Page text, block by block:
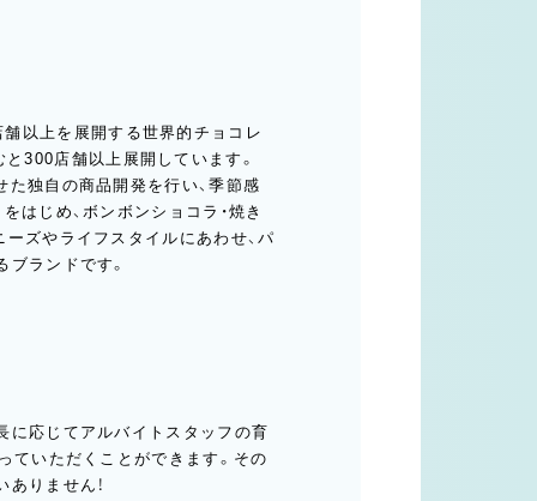
以上を展開する世界的チョコレ
300店舗以上展開しています。
独自の商品開発を行い、季節感
はじめ、ボンボンショコラ・焼き
ズやライフスタイルにあわせ、パ
ランドです。
に応じてアルバイトスタッフの育
ていただくことができます。その
りません！